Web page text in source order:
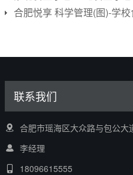
合肥悦享 科学管理(图)-学
联系我们
合肥市瑶海区大众路与包公大
李经理
18096615555